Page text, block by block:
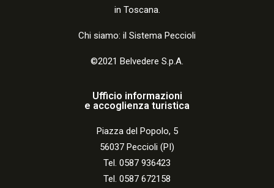
in Toscana.
Chi siamo: il Sistema Peccioli
©2021 Belvedere S.p.A.
Ufficio informazioni
e accoglienza turistica
Piazza del Popolo, 5
56037 Peccioli (PI)
Tel. 0587 936423
Tel. 0587 672158